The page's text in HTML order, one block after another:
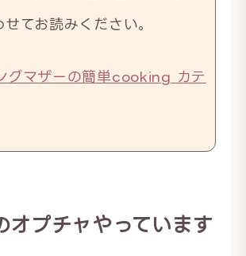
せてお読みください。
グマザーの簡単cooking カテ
オプチャやっています